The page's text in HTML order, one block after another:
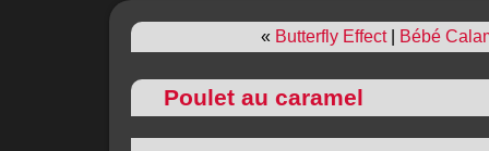
« Butterfly Effect| Bébé
Poulet au caramel